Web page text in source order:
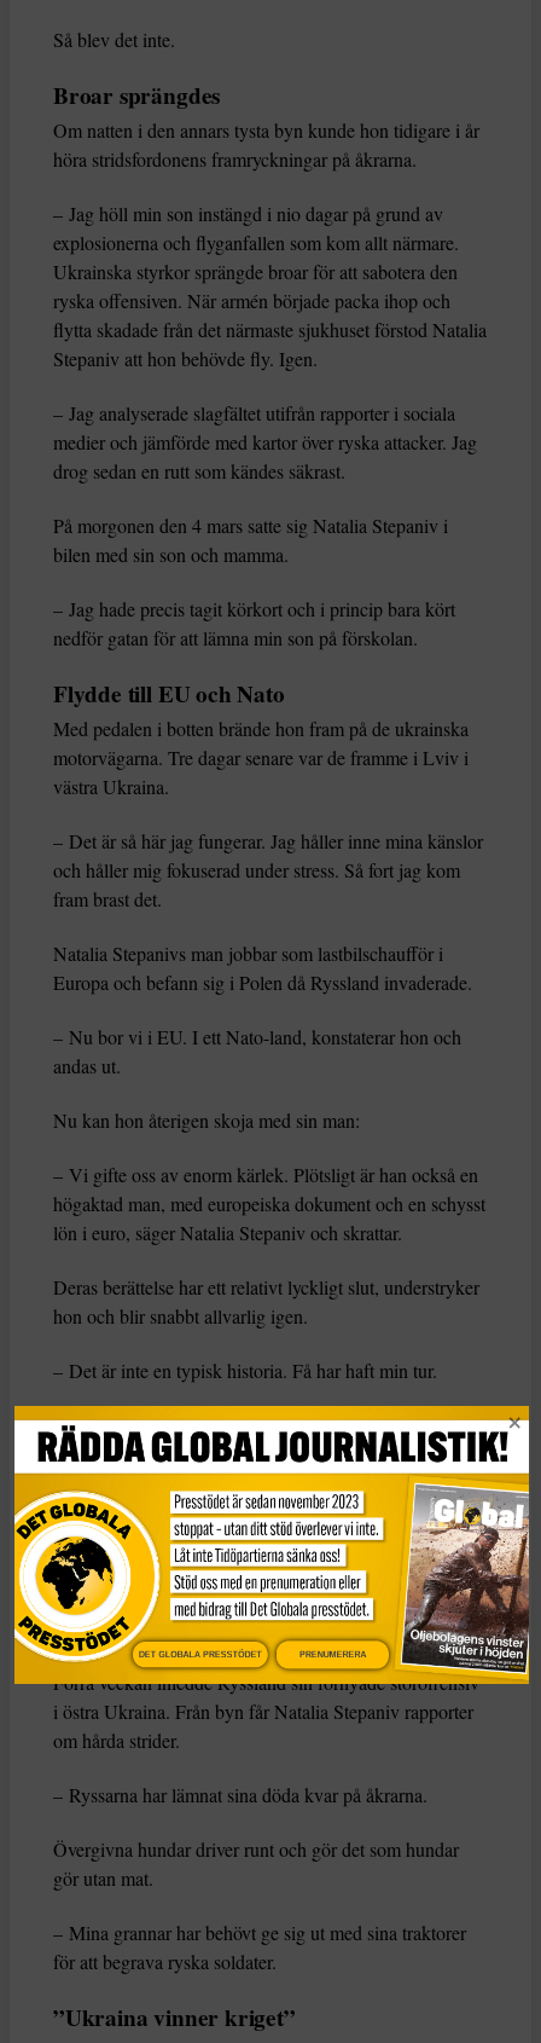
Så blev det inte.
Broar sprängdes
Om natten i den annars tysta byn kunde hon tidigare i år
höra stridsfordonens framryckningar på åkrarna.
– Jag höll min son instängd i nio dagar på grund av
explosionerna och flyganfallen som kom allt närmare.
Ukrainska styrkor sprängde broar för att sabotera den
ryska offensiven. När armén började packa ihop och
flytta skadade från det närmaste sjukhuset förstod Natalia
Stepaniv att hon behövde fly. Igen.
– Jag analyserade slagfältet utifrån rapporter i sociala
medier och jämförde med kartor över ryska attacker. Jag
drog sedan en rutt som kändes säkrast.
På morgonen den 4 mars satte sig Natalia Stepaniv i
bilen med sin son och mamma.
– Jag hade precis tagit körkort och i princip bara kört
nedför gatan för att lämna min son på förskolan.
Flydde till EU och Nato
Med pedalen i botten brände hon fram på de ukrainska
motorvägarna. Tre dagar senare var de framme i Lviv i
västra Ukraina.
– Det är så här jag fungerar. Jag håller inne mina känslor
och håller mig fokuserad under stress. Så fort jag kom
fram brast det.
Natalia Stepanivs man jobbar som lastbilschaufför i
Europa och befann sig i Polen då Ryssland invaderade.
– Nu bor vi i EU. I ett Nato-land, konstaterar hon och
andas ut.
Nu kan hon återigen skoja med sin man:
– Vi gifte oss av enorm kärlek. Plötsligt är han också en
högaktad man, med europeiska dokument och en schysst
lön i euro, säger Natalia Stepaniv och skrattar.
Deras berättelse har ett relativt lyckligt slut, understryker
hon och blir snabbt allvarlig igen.
– Det är inte en typisk historia. Få har haft min tur.
Begraver soldater
Varje dag nås hon av nyheter om vänner och bekanta
som har dödats eller fått sina liv sprängda i spillror.
– Vi träffades för att fira det nya året, drack champagne,
berättar Natalia Stepaniv om det senaste dödsbeskedet.
– Han var 28 år, min mans tidigare kollega.
Förra veckan inledde Ryssland sin förnyade storoffensiv
i östra Ukraina. Från byn får Natalia Stepaniv rapporter
om hårda strider.
– Ryssarna har lämnat sina döda kvar på åkrarna.
Övergivna hundar driver runt och gör det som hundar
gör utan mat.
– Mina grannar har behövt ge sig ut med sina traktorer
för att begrava ryska soldater.
”Ukraina vinner kriget”
DET GLOBALA PRESSTÖDET PRENUMERERA